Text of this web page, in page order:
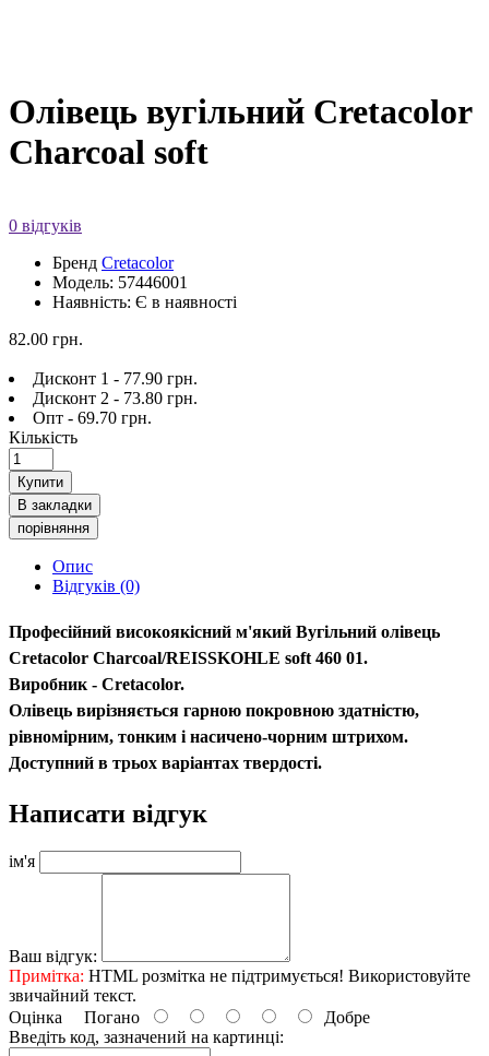
Олівець вугільний Cretacolor
Charcoal soft
0 відгуків
Бренд Cretacolor
Модель: 57446001
Наявність: Є в наявності
82.00 грн.
Дисконт 1 - 77.90 грн.
Дисконт 2 - 73.80 грн.
Опт - 69.70 грн.
Кількість
Купити
В закладки
порівняння
Опис
Відгуків (0)
Професійний високоякісний м'який Вугільний олівець
Cretacolor Charcoal/REISSKOHLE soft 460 01.
Виробник - Cretacolor.
Олівець вирізняється гарною покровною здатністю,
рівномірним, тонким і насичено-чорним штрихом.
Доступний в трьох варіантах твердості.
Написати відгук
ім'я
Ваш відгук:
Примітка: HTML розмітка не підтримується! Використовуйте
звичайний текст.
Оцінка Погано
Добре
Введіть код, зазначений на картинці: